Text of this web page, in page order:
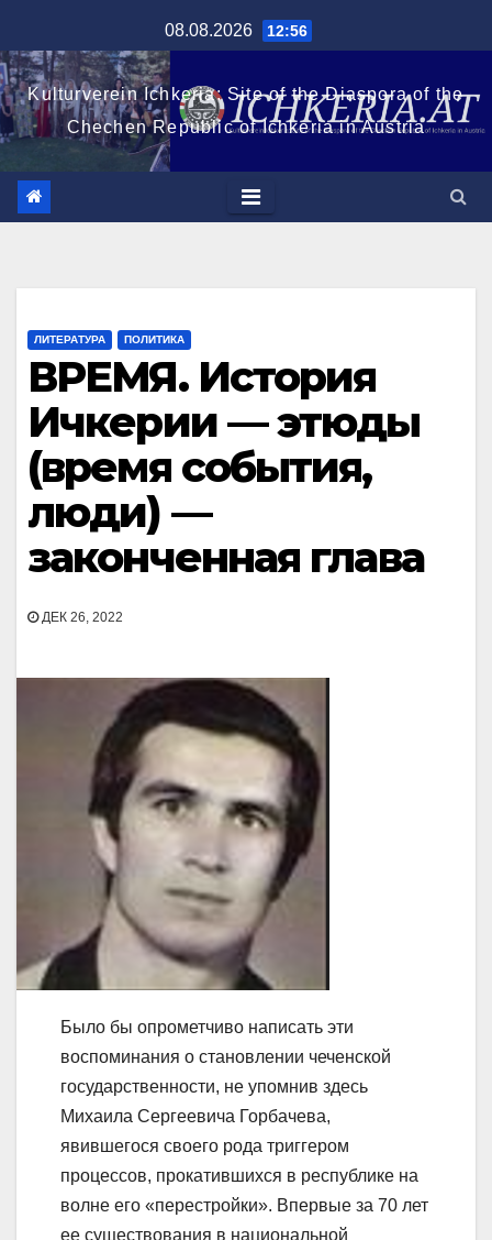
к
содержимому
08.08.2026 12:56
Kulturverein Ichkeria: Site of the Diaspora of the
Chechen Republic of Ichkeria in Austria
ЛИТЕРАТУРА ПОЛИТИКА
ВРЕМЯ. История
Ичкерии — этюды
(время события,
люди) —
законченная глава
ДЕК 26, 2022
Было бы опрометчиво написать эти
воспоминания о становлении чеченской
государственности, не упомнив здесь
Михаила Сергеевича Горбачева,
явившегося своего рода триггером
процессов, прокатившихся в республике на
волне его «перестройки». Впервые за 70 лет
ее существования в национальной